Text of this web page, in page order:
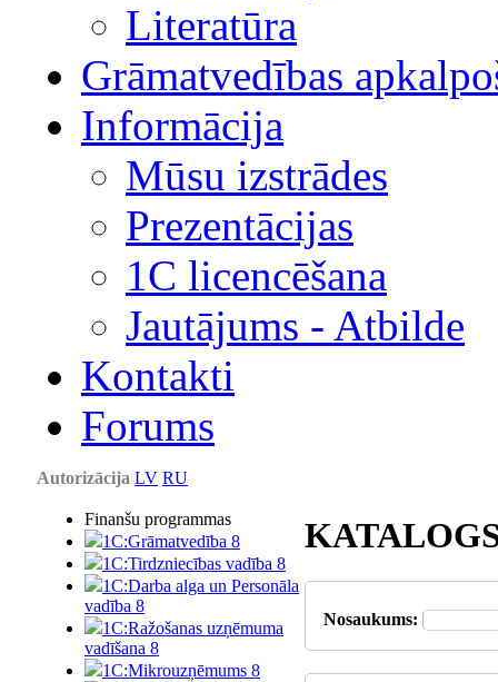
Literatūra
Grāmatvedības
Informācija
Mūsu izstrādes
Prezentācijas
1С licencēšana
Jautājums - Atbilde
Kontakti
Forums
Autorizācija LV RU
Finanšu programmas
1C:Grāmatvedība 8
1C:Tirdzniecības vadība 8
1C:Darba alga un Personāla
vadība 8
1C:Ražošanas uzņēmuma
vadīšana 8
1С:Мikrouzņēmums 8
Nosaukums: